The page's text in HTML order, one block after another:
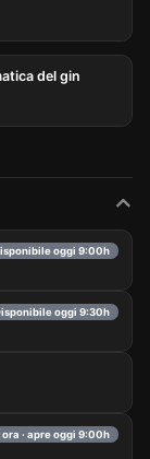
del gin
oggi 9:00h
oggi 9:30h
ora · apre oggi 9:00h